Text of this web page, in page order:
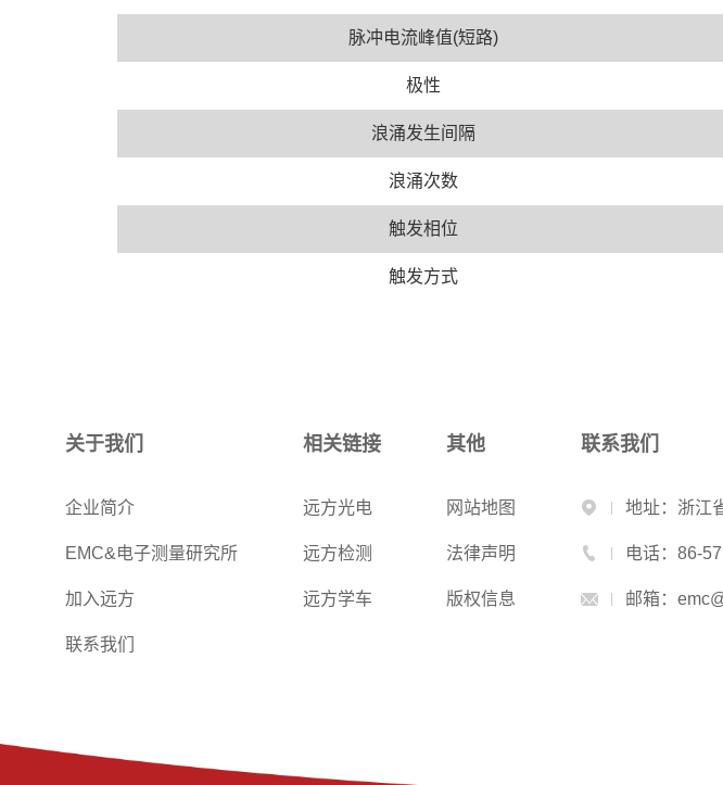
脉冲电流峰值(短路)
极性
浪涌发生间隔
浪涌次数
触发相位
触发方式
关于我们
企业简介
EMC&电子测量研究所
加入远方
联系我们
相关链接
远方光电
远方检测
远方学车
其他
网站地图
法律声明
版权信息
联系我们
地址：浙江
电话：86-
邮箱：